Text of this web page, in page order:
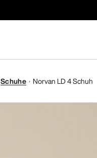
Schuhe Norvan LD 4 Schuh